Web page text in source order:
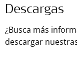
Descargas
¿Busca más
descargar